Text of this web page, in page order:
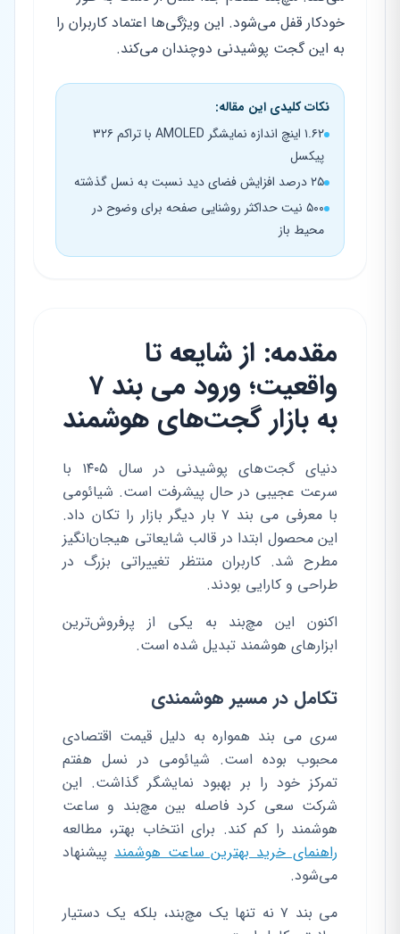
خودکار قفل می‌شود. این ویژگی‌ها اعتماد کاربران را
به این گجت پوشیدنی دوچندان می‌کند.
نکات کلیدی این مقاله:
۱.۶۲ اینچ اندازه نمایشگر AMOLED با تراکم ۳۲۶
پیکسل
۲۵ درصد افزایش فضای دید نسبت به نسل گذشته
۵۰۰ نیت حداکثر روشنایی صفحه برای وضوح در
محیط باز
مقدمه: از شایعه تا
واقعیت؛ ورود می بند 7
به بازار گجت‌های هوشمند
دنیای گجت‌های پوشیدنی در سال ۱۴۰۵ با
سرعت عجیبی در حال پیشرفت است. شیائومی
با معرفی می بند ۷ بار دیگر بازار را تکان داد.
این محصول ابتدا در قالب شایعاتی هیجان‌انگیز
مطرح شد. کاربران منتظر تغییراتی بزرگ در
طراحی و کارایی بودند.
اکنون این مچ‌بند به یکی از پرفروش‌ترین
ابزارهای هوشمند تبدیل شده است.
تکامل در مسیر هوشمندی
سری می بند همواره به دلیل قیمت اقتصادی
محبوب بوده است. شیائومی در نسل هفتم
تمرکز خود را بر بهبود نمایشگر گذاشت. این
شرکت سعی کرد فاصله بین مچ‌بند و ساعت
هوشمند را کم کند. برای انتخاب بهتر، مطالعه
راهنمای خرید بهترین ساعت هوشمندپیشنهاد
می‌شود.
می بند ۷ نه تنها یک مچ‌بند، بلکه یک دستیار